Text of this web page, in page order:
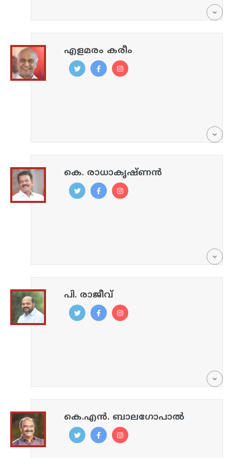
എളമരം കരീം
കെ. രാധാകൃഷ്ണൻ
പി. രാജീവ്
കെ.എൻ. ബാലഗോപാൽ